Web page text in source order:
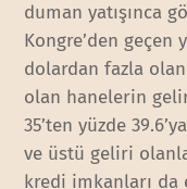
duman yatışınca
Kongre’den geçen
dolardan fazla
olan hanelerin
35’ten yüzde
ve üstü geliri
kredi imkanları